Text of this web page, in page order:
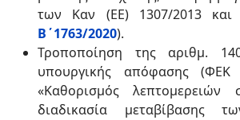
των Kαν (ΕΕ) 1307/2013 και
Β΄1763/2020).
Τροποποίηση της αριθμ.
υπουργικής απόφασης (ΦΕΚ
«Καθορισμός λεπτομερειών
διαδικασία μεταβίβασης